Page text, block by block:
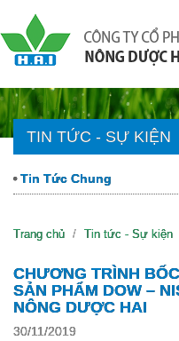
TIN TỨC - SỰ KIỆN
Tin Tức Chung
Trang chủ Tin tức - Sự kiện
CHƯƠNG TRÌNH
SẢN PHẨM DOW –
NÔNG DƯỢC HAI
30/11/2019